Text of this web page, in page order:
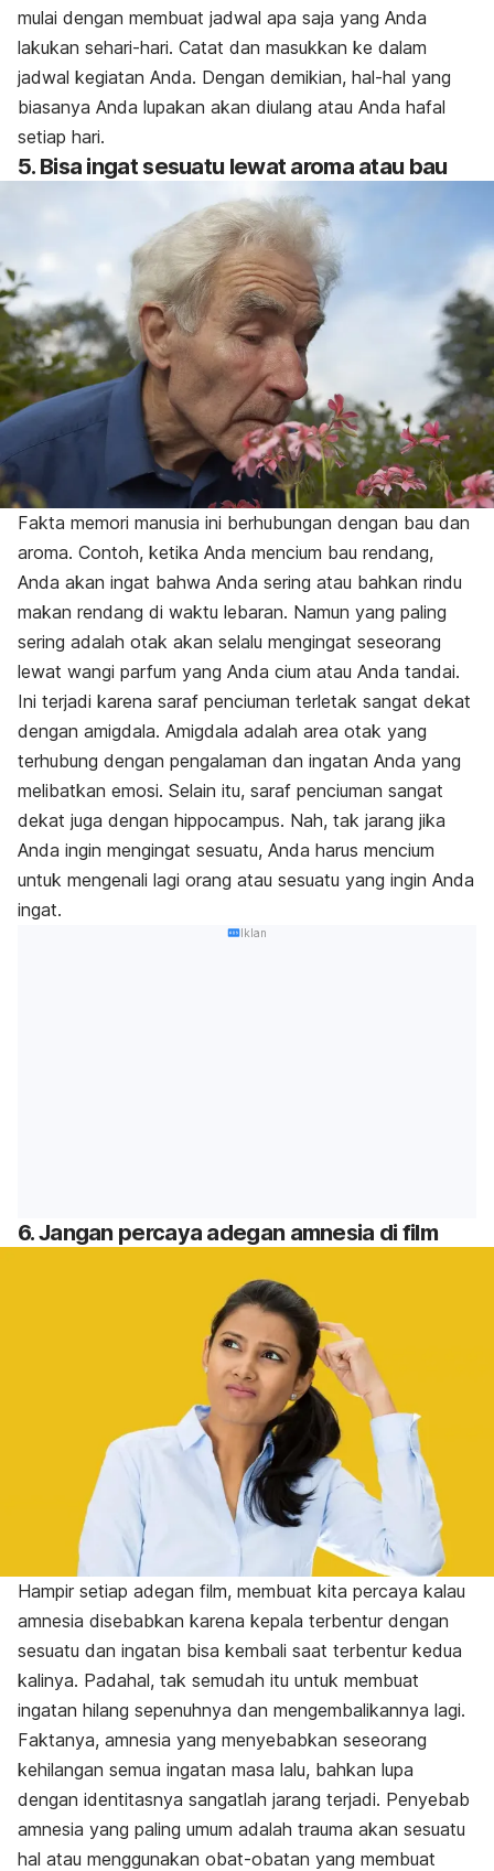
mulai dengan membuat jadwal apa saja yang Anda
lakukan sehari-hari. Catat dan masukkan ke dalam
jadwal kegiatan Anda. Dengan demikian, hal-hal yang
biasanya Anda lupakan akan diulang atau Anda hafal
setiap hari.
5. Bisa ingat sesuatu lewat aroma atau bau
Fakta memori manusia ini berhubungan dengan bau dan
aroma. Contoh, ketika Anda mencium bau rendang,
Anda akan ingat bahwa Anda sering atau bahkan rindu
makan rendang di waktu lebaran. Namun yang paling
sering adalah otak akan selalu mengingat seseorang
lewat wangi parfum yang Anda cium atau Anda tandai.
Ini terjadi karena saraf penciuman terletak sangat dekat
dengan amigdala. Amigdala adalah area otak yang
terhubung dengan pengalaman dan ingatan Anda yang
melibatkan emosi. Selain itu, saraf penciuman sangat
dekat juga dengan hippocampus. Nah, tak jarang jika
Anda ingin mengingat sesuatu, Anda harus mencium
untuk mengenali lagi orang atau sesuatu yang ingin Anda
ingat.
Iklan
6. Jangan percaya adegan amnesia di film
Hampir setiap adegan film, membuat kita percaya kalau
amnesia disebabkan karena kepala terbentur dengan
sesuatu dan ingatan bisa kembali saat terbentur kedua
kalinya. Padahal, tak semudah itu untuk membuat
ingatan hilang sepenuhnya dan mengembalikannya lagi.
Faktanya, amnesia yang menyebabkan seseorang
kehilangan semua ingatan masa lalu, bahkan lupa
dengan identitasnya sangatlah jarang terjadi. Penyebab
amnesia yang paling umum adalah trauma akan sesuatu
hal atau menggunakan obat-obatan yang membuat